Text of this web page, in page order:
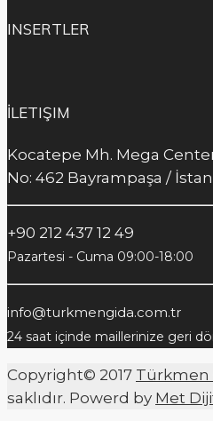
INSERTLER
İLETIŞIM
Kocatepe Mh. Mega
No: 462 Bayrampaşa /
+90 212 437 12 49
Pazartesi - Cuma 09:00-18:00
info@turkmengida.com.tr
24 saat içinde maillerinize geri
Copyright© 2017 Türkmen
saklıdır. Powerd by Met